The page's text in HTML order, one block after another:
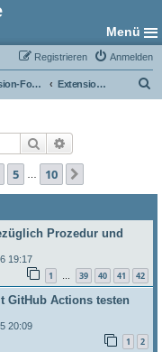
Menü
Anmelden
Registrieren
Extension-Foren Extension Bastelstube
Suche
5 10
Prozedur und
19:17
1 … 39 40 41 42
GitHub Actions testen
20:09
1 2